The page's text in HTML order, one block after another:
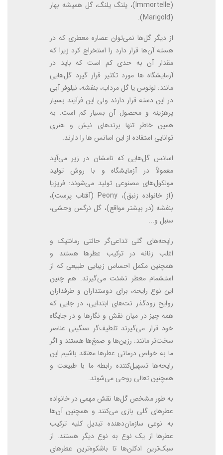
(Immortelle)، یلنگ یلنگ، گل همیشه بهار
(Marigold).
از دیگر گل‌ها نمی‌توان عصاره معطری که در
هسته آن‌ها قرار دارد را استخراج کرد زیرا که
مقدار آن به حدی کم است که باید در
آزمایشگاه ها مورد تکثیر قرار گیرد گل‌هایی
مانند: لوتوس یا گل مرداب، بنفشه، نیلوفر آبی
در این دسته قرار دارند ولی این فرآیند بسیار
پرهزینه و محصول آن بسیار کم است. به
همین خاطر تنها برندهای نیش و هنری
توانایی استفاده از این اسانس ها را دارند.
اسانس گل‌هایی که نامشان در زیر می‌آید
معمولاً در آزمایشگاه و با روش تولید
مولکول‌های مصنوعی تولید می‌شوند: فریزیا
(از خانواده زنبق)، Peony (آفتاب پرست)،
بنفشه (در بیشتر مواقع)، گل نرگس وحشی،
سنبل و...
رایحه‌های گلی تداعی‌گر حالتی رمانتیک و
اغلب زنانه در ترکیب عطرها هستند و
همچنین مکمل احساس زیبایی طبیعی که از
استشمام معطر نشئت می‌گیرند. هم چنین
این نوع رایحه، برای دوستداران و طرفداران
روایح زودگذر نت‌های ابتدایی، در جایی که
همه چیز در میان نقش و نگارها و در جایگاه
خود قرار می‌گیرند تلطیف‌گر سنگینی عناصر
سخت‌تر مانند: رزین‌ها و صمغ‌ها هستند و اگر
ما به خواص درمانی عطرها معتقد باشیم این
رایحه‌ها تسهیل‌کننده رابطه ما با طبیعت و
همچنین تعالی روحی می‌شوند.
به طور مشخص گل‌ها نقش مهمی در خانواده
عطرهای گلی بازی می‌کنند و همچنین آن‌ها
به نوعی سازمان‌دهنده تبدیل کلیه ترکیب
عطرها از یک نوع به نوع دیگر هستند. از
سبک‌ترین ادکلن‌ها تا باشکوه‌ترین عطرهای